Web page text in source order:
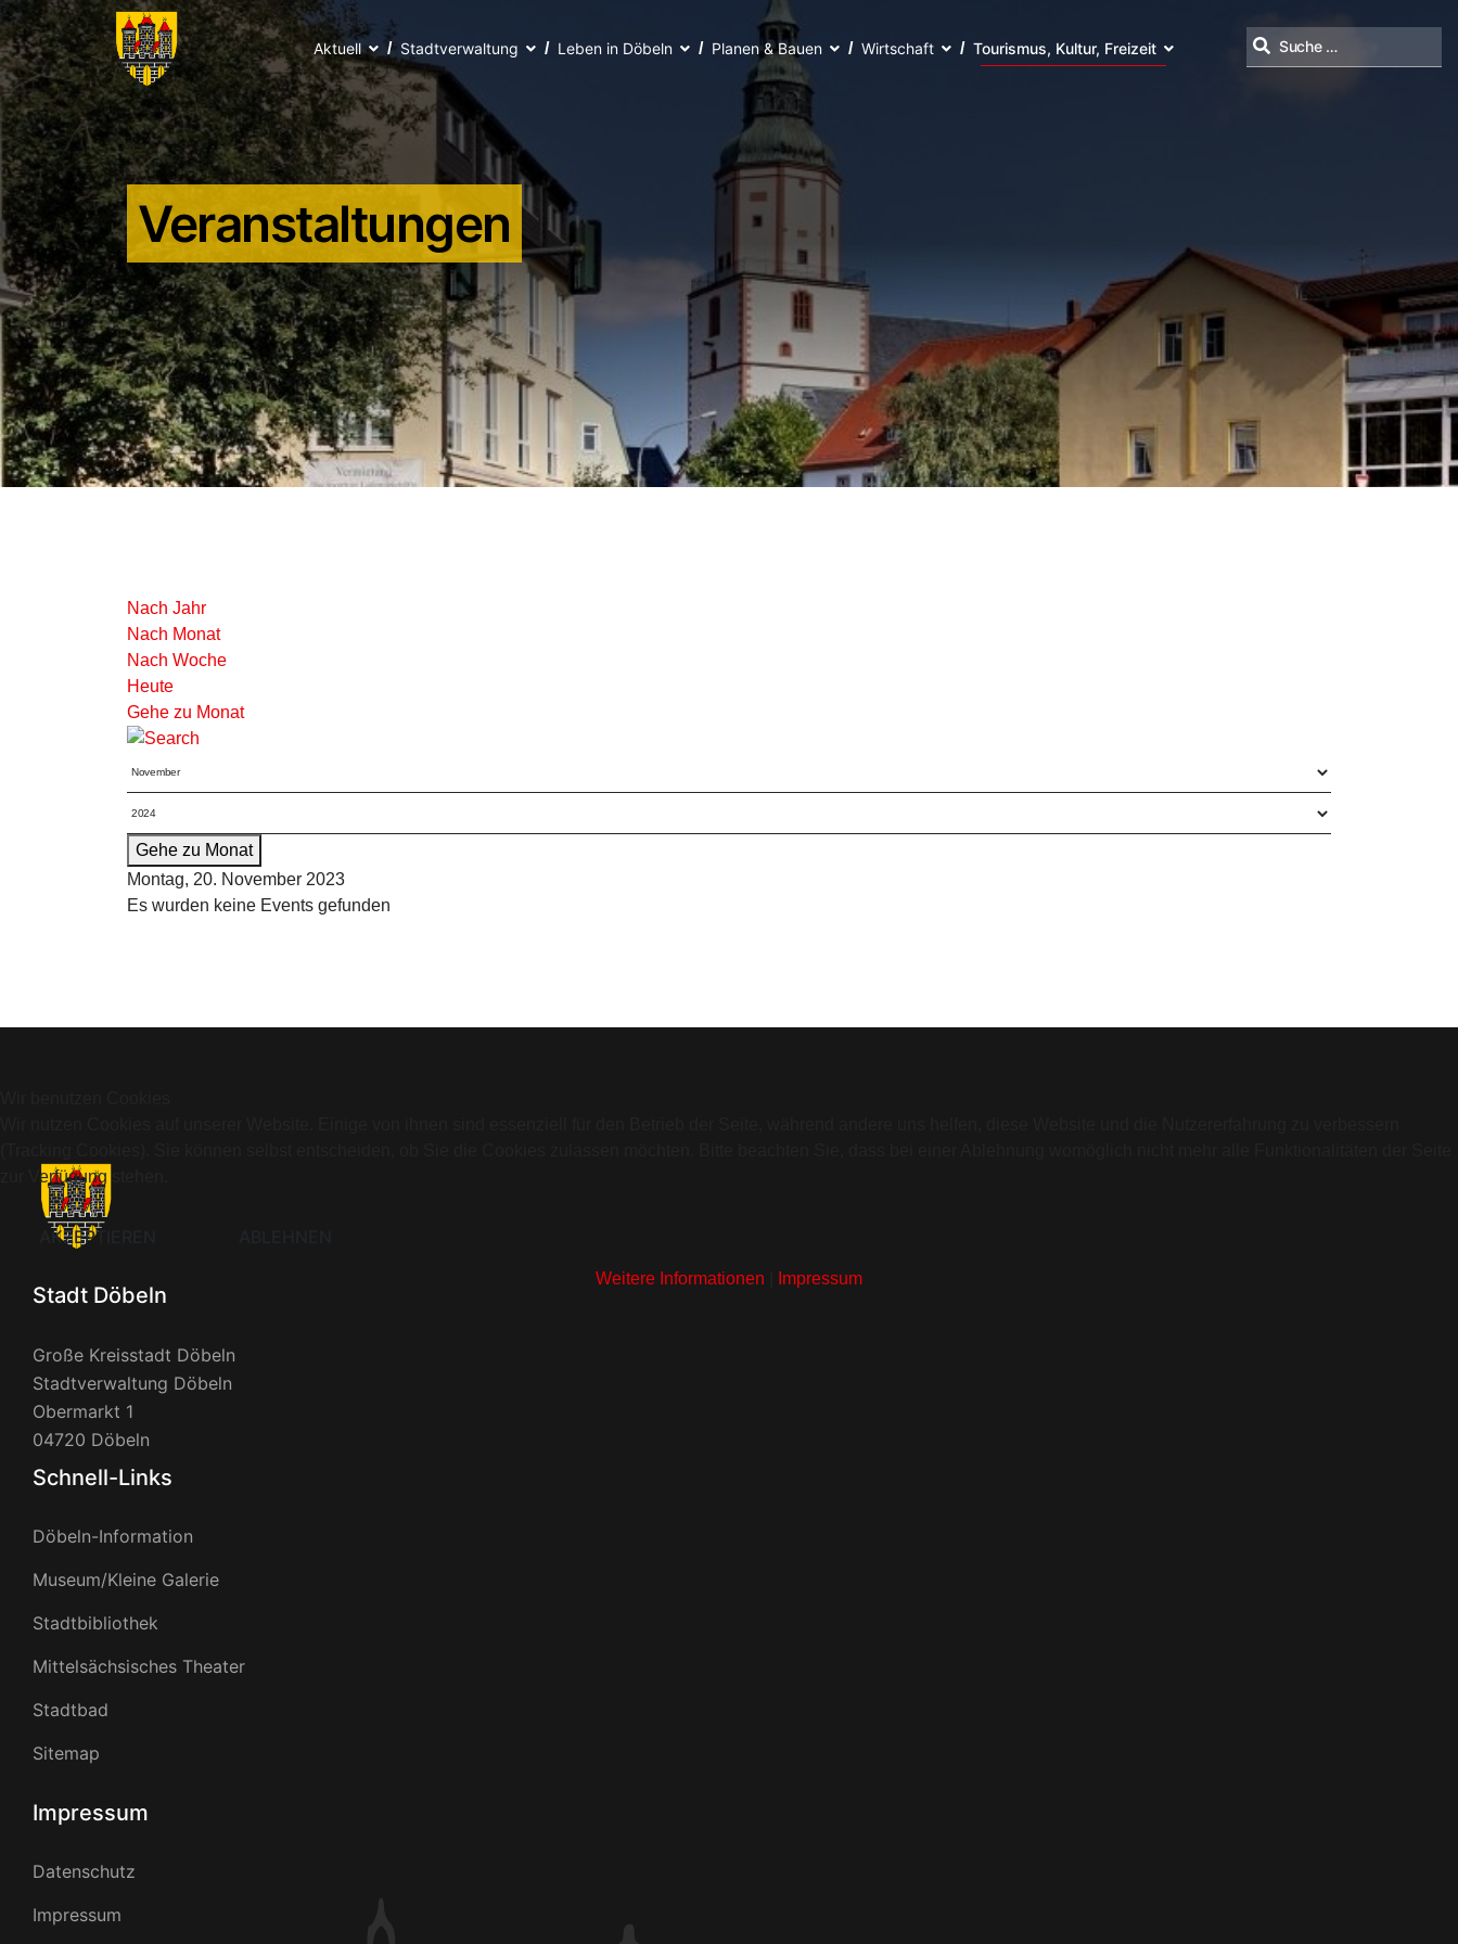
Aktuell Stadtverwaltung Leben in Döbeln Planen & Bauen Wirtschaft Tourismus, Kultur, Freizeit
Veranstaltungen
Nach Jahr
Nach Monat
Nach Woche
Heute
Gehe zu Monat
Gehe zu Monat
Montag, 20. November 2023
Es wurden keine Events gefunden
Stadt Döbeln
Große Kreisstadt Döbeln
Stadtverwaltung Döbeln
Obermarkt 1
04720 Döbeln
Schnell-Links
Döbeln-Information
Museum/Kleine Galerie
Stadtbibliothek
Mittelsächsisches Theater
Stadtbad
Sitemap
Impressum
Datenschutz
Impressum
zur Verfügung stehen.
AKZEPTIEREN
Weitere Informationen Impressum